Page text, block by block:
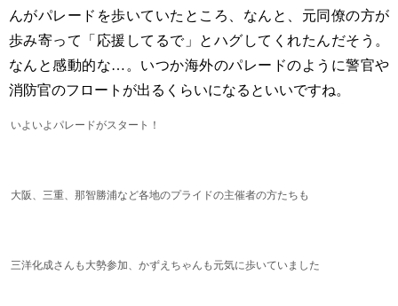
んがパレードを歩いていたところ、なんと、元同僚の方が
歩み寄って「応援してるで」とハグしてくれたんだそう。
なんと感動的な…。いつか海外のパレードのように警官や
消防官のフロートが出るくらいになるといいですね。
いよいよパレードがスタート！
大阪、三重、那智勝浦など各地のプライドの主催者の方たちも
三洋化成さんも大勢参加、かずえちゃんも元気に歩いていました